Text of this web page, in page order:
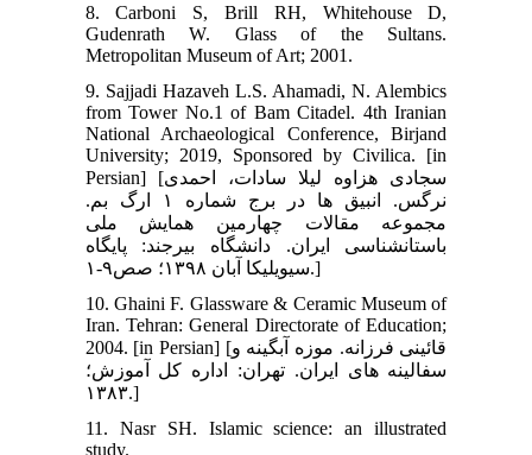
8. Carboni S, Brill RH, Whitehouse D,
Gudenrath W. Glass of the Sultans.
Metropolitan Museum of Art; 2001.
9. Sajjadi Hazaveh L.S. Ahamadi, N. Alembics
from Tower No.1 of Bam Citadel. 4th Iranian
National Archaeological Conference, Birjand
University; 2019, Sponsored by Civilica. [in
Persian] [سجادی هزاوه لیلا سادات، احمدی
نرگس. انبیق ها در برج شماره ۱ ارگ بم.
مجموعه مقالات چهارمین همایش ملی
باستان‏شناسی ایران. دانشگاه بیرجند: پایگاه
سیویلیکا آبان ۱۳۹۸؛ صص۹-۱.]
10. Ghaini F. Glassware & Ceramic Museum of
Iran. Tehran: General Directorate of Education;
2004. [in Persian] [قائینی فرزانه. موزه آبگینه و
سفالینه های ایران. تهران: اداره کل آموزش؛
۱۳۸۳.]
11. Nasr SH. Islamic science: an illustrated
study.